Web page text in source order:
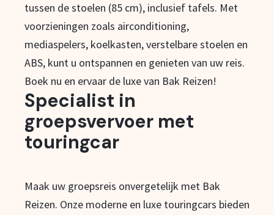
tussen de stoelen (85 cm), inclusief tafels. Met
voorzieningen zoals airconditioning,
mediaspelers, koelkasten, verstelbare stoelen en
ABS, kunt u ontspannen en genieten van uw reis.
Boek nu en ervaar de luxe van Bak Reizen!
Specialist in
groepsvervoer met
touringcar
Maak uw groepsreis onvergetelijk met Bak
Reizen. Onze moderne en luxe touringcars bieden